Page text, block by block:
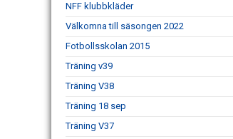
NFF klubbkläder
Välkomna till säsongen 2022
Fotbollsskolan 2015
Träning v39
Träning V38
Träning 18 sep
Träning V37